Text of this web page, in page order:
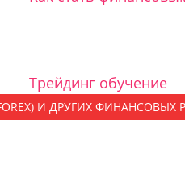
Трейдинг обучение
И ДРУГИХ ФИНАНСОВЫХ